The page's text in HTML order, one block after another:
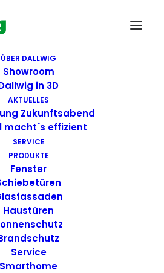
ÜBER DALLWIG
Showroom
in 3D
AKTUELLES
Zukunftsabend
macht´s effizient
SERVICE
PRODUKTE
Fenster
Haustüren
Service
Smarthome
Dich!